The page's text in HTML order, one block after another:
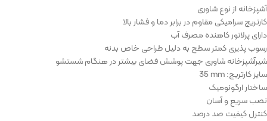
آشپزخانه از نوع شاوری
کارتریج سرامیکی مقاوم در برابر دما و فشار بالا
دارای پرلاتور کاهنده مصرف آب
رسوب پذیری کمتر سطح به دلیل طراحی خاص بدنه
شیرآشپزخانه شاوری جهت پوشش فضای بیشتر در هنگام شستشو
سایز کارتریج:mm
ساختار ارگونومیک
نصب سریع و آسان
کنترل کیفیت صد درصد